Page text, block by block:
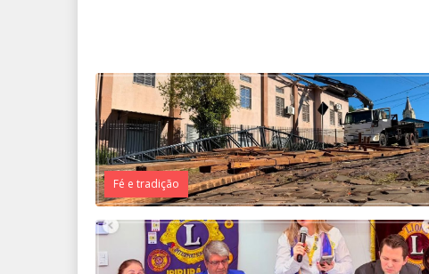
Fé e tradição